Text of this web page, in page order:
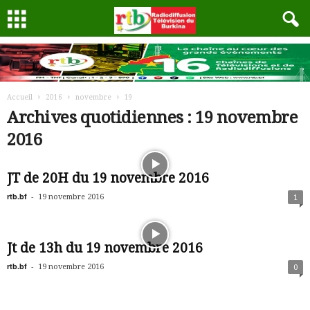
Accueil 2016 novembre 19
Archives quotidiennes : 19 novembre
2016
JT de 20H du 19 novembre 2016
rtb.bf - 19 novembre 2016 1
Jt de 13h du 19 novembre 2016
rtb.bf - 19 novembre 2016 0